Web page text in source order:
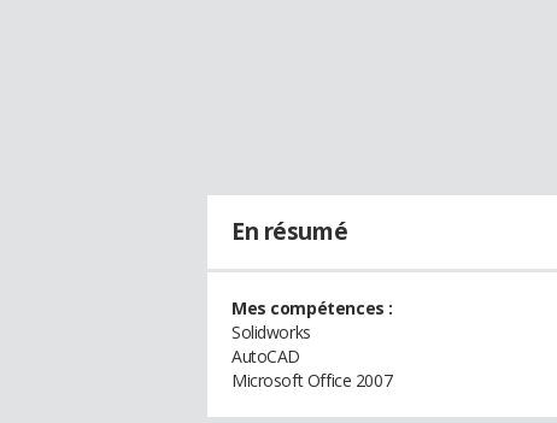
En résumé
Mes compétences :
Solidworks
AutoCAD
Microsoft Office 2007